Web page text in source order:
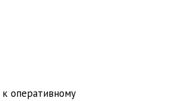
оперативному